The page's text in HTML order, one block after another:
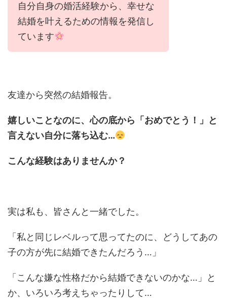
自分自身の婚活経験から、幸せな
結婚を叶えるための情報を発信し
ています
友達から突然の結婚報告。
嬉しいことなのに、心の底から「おめでとう！」と
言えない自分に落ち込む…
こんな経験はありませんか？
実は私も、皆さんと一緒でした。
「私と同じレベルって思ってたのに、どうしてあの
子の方が先に結婚できたんだろう…」
「こんな嫌な性格だから結婚できないのかな…」と
か、いろいろ考えちゃったりして…